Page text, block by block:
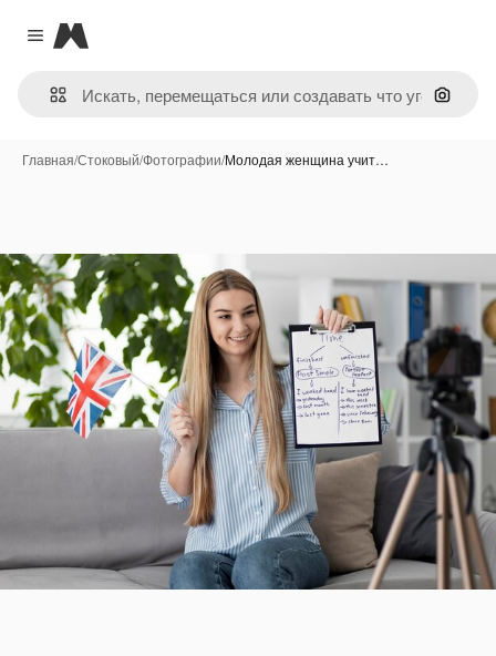
Close menu
Magnific
Поиск
Главная/Стоковый/Фотографии/Молодая женщина учит…